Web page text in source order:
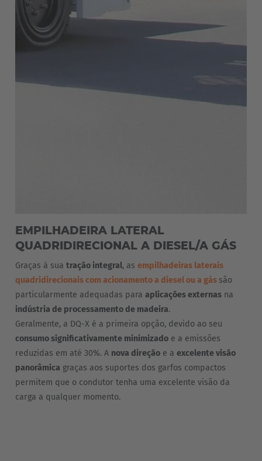
EMPILHADEIRA LATERAL
QUADRIDIRECIONAL A DIESEL/A GÁS
Graças à sua tração integral, as empilhadeiras laterais
quadridirecionais com acionamento a diesel ou a gás são
particularmente adequadas para aplicações externas na
indústria de processamento de madeira.
Geralmente, a DQ-X é a primeira opção, devido ao seu
consumo significativamente minimizado e a emissões
reduzidas em até 30%. A nova direção e a excelente visão
panorâmica graças aos suportes dos garfos compactos
permitem que o condutor tenha uma excelente visão da
carga a qualquer momento.